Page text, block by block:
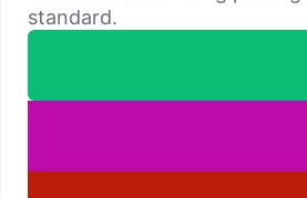
standard.